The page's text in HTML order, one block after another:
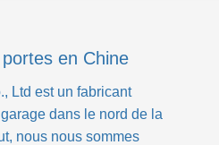
en Chine
Ltd est un fabricant
dans le nord de la
nous nous sommes